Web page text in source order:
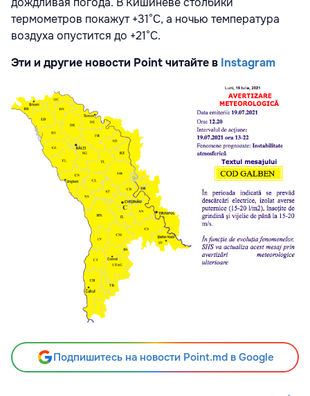
термометров покажут +31°С, а ночью температура
воздуха опустится до +21°С.
Эти и другие новости Point читайте в Instagram
Подпишитесь на новости Point.md в Google